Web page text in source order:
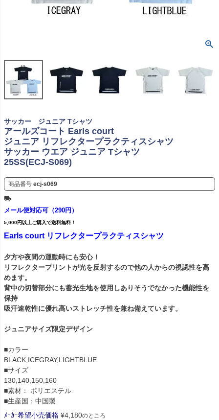
サッカー ジュニア Tシャツ
アールズコート Earls court
ジュニア リフレクタープラクティスシャツ
サッカー ウエア ジュニア Tシャツ
25SS(ECJ-S069)
商品番号 ecj-s069
メール便対応可（290円）
5,000円以上ご購入で送料無料！
Earls court リフレクタープラクティスシャツ
夕方や夜間の運動時にも安心！
リフレクタープリントが光を反射するので他の人からの視認性を高
めます。
背中の切替部分にも蓄光生地を使用しありそうでなかった機能性を
保持
吸汗速乾性に優れ高いストレッチ性を兼ね備えています。
ジュニアサイズ限定デザイン
■カラー
BLACK,ICEGRAY,LIGHTBLUE
■サイズ
130,140,150,160
■素材： ポリエステル
■生産国：中国製
ﾒｰｶｰ希望小売価格 ¥4,180のところ